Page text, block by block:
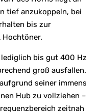
tief anzukoppeln, bei
bis zur
Hochtöner.
bis gut 400 Hz
groß ausfallen.
seiner immens
Hub zu vollziehen –
zeitnah